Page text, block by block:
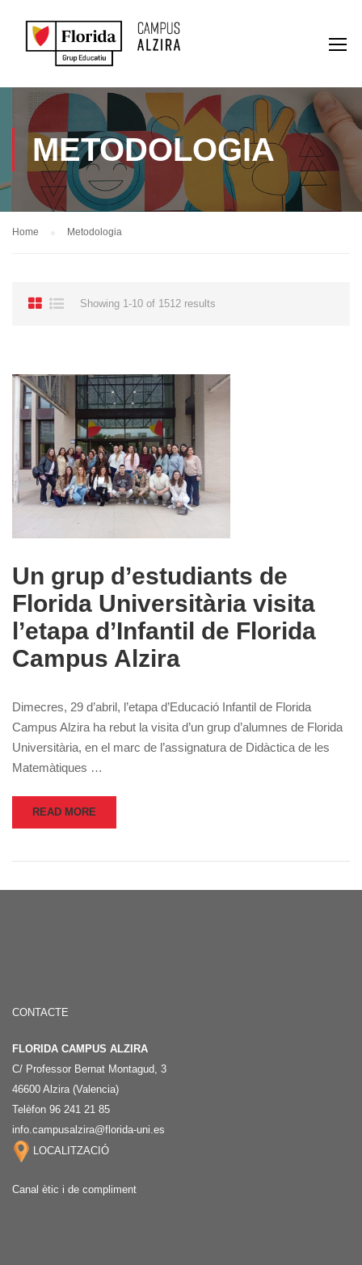
METODOLOGIA
Home Metodologia
Showing 1-10 of 1512 results
Un grup d’estudiants de
Florida Universitària visita
l’etapa d’Infantil de Florida
Campus Alzira
Dimecres, 29 d’abril, l’etapa d’Educació Infantil de Florida
Campus Alzira ha rebut la visita d’un grup d’alumnes de Florida
Universitària, en el marc de l’assignatura de Didàctica de les
Matemàtiques …
READ MORE
CONTACTE
FLORIDA CAMPUS ALZIRA
C/ Professor Bernat Montagud, 3
46600 Alzira (Valencia)
Telèfon 96 241 21 85
info.campusalzira@florida-uni.es
LOCALITZACIÓ
Canal ètic i de compliment